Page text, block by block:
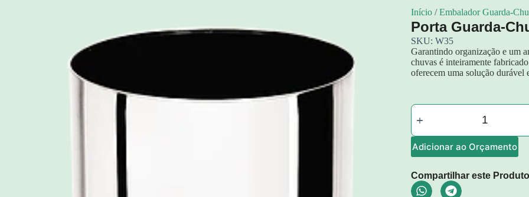
Início /Embalador Guarda-
Porta Guarda-
SKU: W35
Garantindo organização e um
chuvas é inteiramente
oferecem uma solução durável
Adicionar ao Orçamento
Compartilhar este